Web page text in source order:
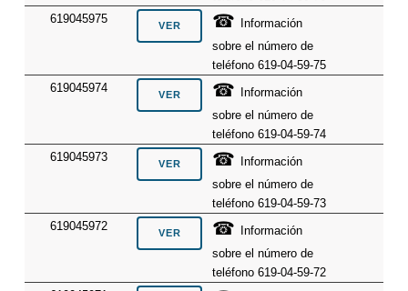
619045975
☎ Información
sobre el número de
teléfono 619-04-59-75
619045974
☎ Información
sobre el número de
teléfono 619-04-59-74
619045973
☎ Información
sobre el número de
teléfono 619-04-59-73
619045972
☎ Información
sobre el número de
teléfono 619-04-59-72